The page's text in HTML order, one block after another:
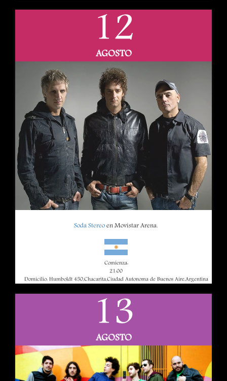
12
AGOSTO
Soda Stereoen Movistar Arena.
Comienza:
21:00
Domicilio: Humboldt 450,Chacarita,Ciudad Autonoma de Buenos Aire,Argentina
13
AGOSTO